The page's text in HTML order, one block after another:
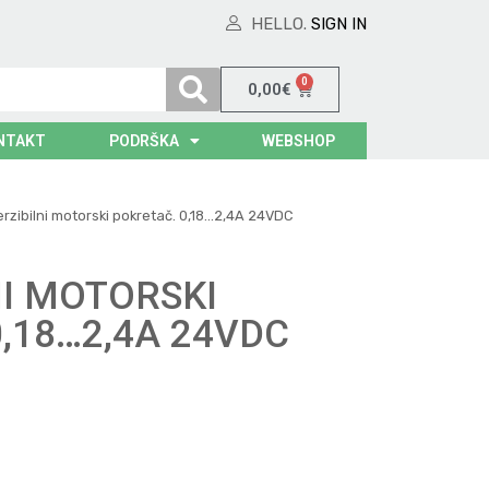
HELLO. SIGN IN
0,00€ 0
PODRŠKA WEBSHOP
motorski pokretač. 0,18…2,4A 24VDC
MOTORSKI
24VDC